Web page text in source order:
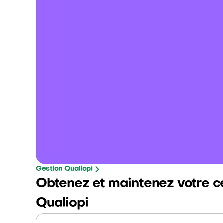
Gestion Qualiopi
Obtenez et maintenez votre
Qualiopi